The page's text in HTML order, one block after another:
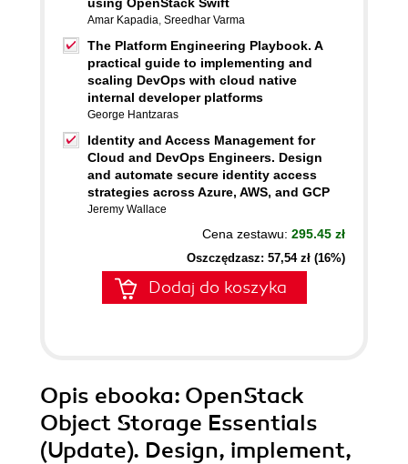
Amar Kapadia, Sreedhar Varma
The Platform Engineering Playbook. A
practical guide to implementing and
scaling DevOps with cloud native
internal developer platforms
George Hantzaras
Identity and Access Management for
Cloud and DevOps Engineers. Design
and automate secure identity access
strategies across Azure, AWS, and GCP
Jeremy Wallace
Cena zestawu: 295.45 zł
Oszczędzasz: 57,54 zł (16%)
Dodaj do koszyka
Opis ebooka: OpenStack
Object Storage Essentials
(Update). Design, implement,